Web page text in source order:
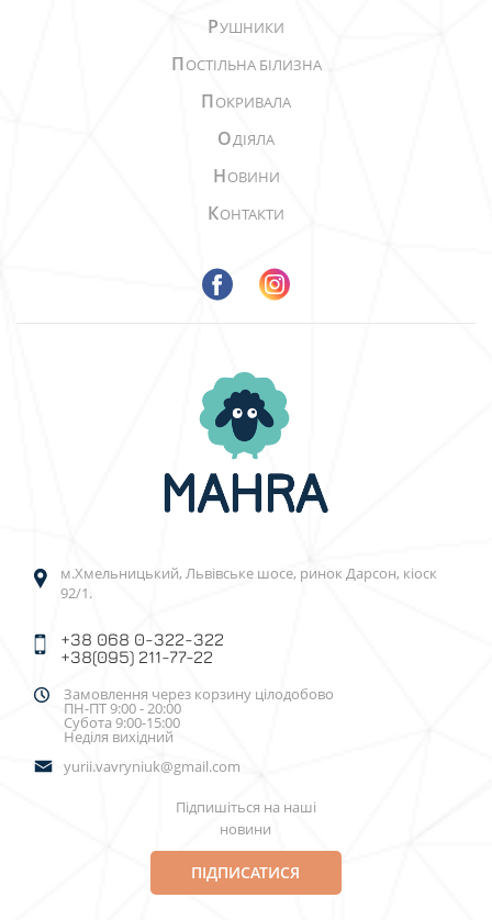
РУШНИКИ
ПОСТІЛЬНА БІЛИЗНА
ПОКРИВАЛА
ОДІЯЛА
НОВИНИ
КОНТАКТИ
м.Хмельницький, Львівське шосе, ринок Дарсон, кіоск
92/1.
+38 068 0-322-322
+38(095) 211-77-22
Замовлення через корзину цілодобово
ПН-ПТ 9:00 - 20:00
Субота 9:00-15:00
Неділя вихідний
yurii.vavryniuk@gmail.com
Підпишіться на наші
новини
ПІДПИСАТИСЯ